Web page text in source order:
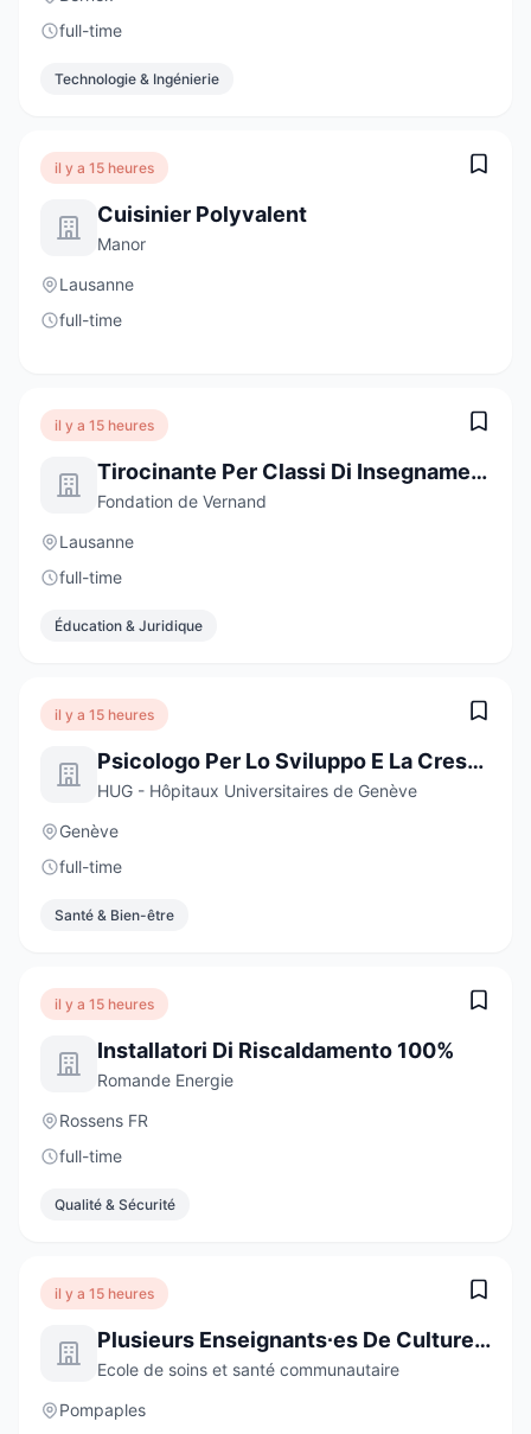
full-time
Technologie & Ingénierie
il y a 15 heures
Cuisinier Polyvalent
Manor
Lausanne
full-time
il y a 15 heures
Tirocinante Per Classi Di Insegnamento Specializzato
Fondation de Vernand
Lausanne
full-time
Éducation & Juridique
il y a 15 heures
Psicologo Per Lo Sviluppo E La Crescita
HUG - Hôpitaux Universitaires de Genève
Genève
full-time
Santé & Bien-être
il y a 15 heures
Installatori Di Riscaldamento 100%
Romande Energie
Rossens FR
full-time
Qualité & Sécurité
il y a 15 heures
Plusieurs Enseignants∙es De Culture Générale De 60 À 100 %
Ecole de soins et santé communautaire
Pompaples